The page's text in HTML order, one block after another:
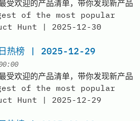
欢迎的产品清单，带你发现新产品
of the most popular
Hunt | 2025-12-30
热榜 | 2025-12-29
欢迎的产品清单，带你发现新产品
of the most popular
Hunt | 2025-12-29